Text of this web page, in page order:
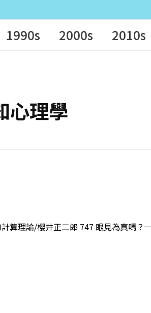
1990s 2000s 2010s
心理學
算理論/櫻井正二郎 747 眼見為真嗎